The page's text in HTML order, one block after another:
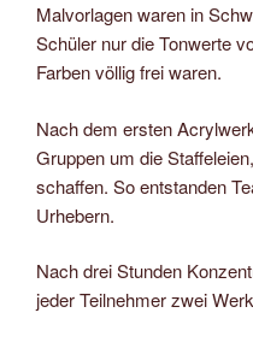
Malvorlagen waren in
Schüler nur die Tonwerte
Farben völlig frei waren.
Nach dem ersten
Gruppen um die
schaffen. So entstanden
Urhebern.
Nach drei Stunden
jeder Teilnehmer zwei